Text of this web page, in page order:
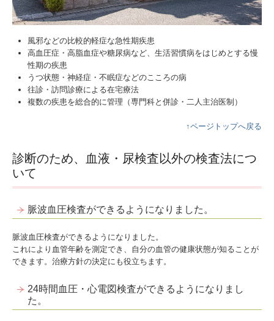
リハビリテーションサポート
風邪などの比較的軽症な急性期疾患
高血圧症・高脂血症や糖尿病など、生活習慣病をはじめとする慢
性期の疾患
うつ状態・神経症・不眠症などのこころの病
往診・訪問診療による在宅療法
複数の疾患を総合的に管理（専門科と併診・二人主治医制）
↑ページトップへ戻る
診断のため、血液・尿検査以外の検査法につ
いて
脈波血圧検査ができるようになりました。
脈波血圧検査ができるようになりました。
これにより血管年齢を測定でき、自分の血管の健康状態が知ることが
できます。治療方針の決定にも役立ちます。
24時間血圧・心電図検査ができるようになりまし
た。